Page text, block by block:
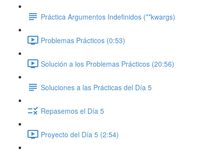
Práctica Argumentos Indefinidos (**kwargs)
Problemas Prácticos (0:53)
Solución a los Problemas Prácticos (20:56)
Soluciones a las Prácticas del Día 5
Repasemos el Día 5
Proyecto del Día 5 (2:54)